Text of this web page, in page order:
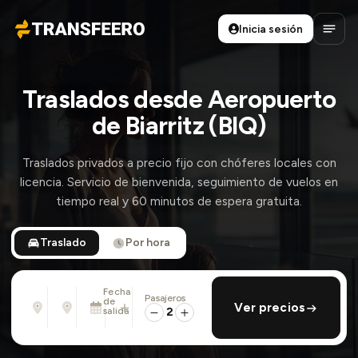
Transfeero
Inicia sesión
Abrir
Traslados desde Aeropuerto
de Biarritz (BIQ)
Traslados privados a precio fijo con chóferes locales con
licencia. Servicio de bienvenida, seguimiento de vuelos en
tiempo real y 60 minutos de espera gratuita.
Traslado Por hora
Desde
Dirección, aeropuerto, hotel, ...
Hasta
Dirección, aeropuerto, hotel, ...
Fecha
de
salida
Dom., 9 Ago. · 01:45 PM
añadir regreso
Pasajeros
2 Ver precios